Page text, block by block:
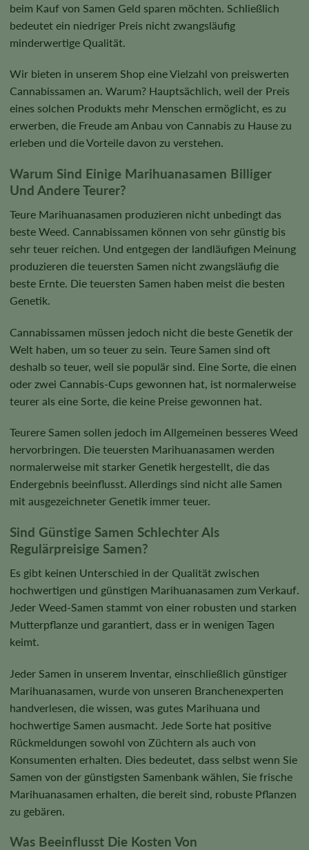
beim Kauf von Samen Geld sparen möchten. Schließlich
bedeutet ein niedriger Preis nicht zwangsläufig
minderwertige Qualität.
Wir bieten in unserem Shop eine Vielzahl von preiswerten
Cannabissamen an. Warum? Hauptsächlich, weil der Preis
eines solchen Produkts mehr Menschen ermöglicht, es zu
erwerben, die Freude am Anbau von Cannabis zu Hause zu
erleben und die Vorteile davon zu verstehen.
Warum Sind Einige Marihuanasamen Billiger
Und Andere Teurer?
Teure Marihuanasamen produzieren nicht unbedingt das
beste Weed. Cannabissamen können von sehr günstig bis
sehr teuer reichen. Und entgegen der landläufigen Meinung
produzieren die teuersten Samen nicht zwangsläufig die
beste Ernte. Die teuersten Samen haben meist die besten
Genetik.
Cannabissamen müssen jedoch nicht die beste Genetik der
Welt haben, um so teuer zu sein. Teure Samen sind oft
deshalb so teuer, weil sie populär sind. Eine Sorte, die einen
oder zwei Cannabis-Cups gewonnen hat, ist normalerweise
teurer als eine Sorte, die keine Preise gewonnen hat.
Teurere Samen sollen jedoch im Allgemeinen besseres Weed
hervorbringen. Die teuersten Marihuanasamen werden
normalerweise mit starker Genetik hergestellt, die das
Endergebnis beeinflusst. Allerdings sind nicht alle Samen
mit ausgezeichneter Genetik immer teuer.
Sind Günstige Samen Schlechter Als
Regulärpreisige Samen?
Es gibt keinen Unterschied in der Qualität zwischen
hochwertigen und günstigen Marihuanasamen zum Verkauf.
Jeder Weed-Samen stammt von einer robusten und starken
Mutterpflanze und garantiert, dass er in wenigen Tagen
keimt.
Jeder Samen in unserem Inventar, einschließlich günstiger
Marihuanasamen, wurde von unseren Branchenexperten
handverlesen, die wissen, was gutes Marihuana und
hochwertige Samen ausmacht. Jede Sorte hat positive
Rückmeldungen sowohl von Züchtern als auch von
Konsumenten erhalten. Dies bedeutet, dass selbst wenn Sie
Samen von der günstigsten Samenbank wählen, Sie frische
Marihuanasamen erhalten, die bereit sind, robuste Pflanzen
zu gebären.
Was Beeinflusst Die Kosten Von